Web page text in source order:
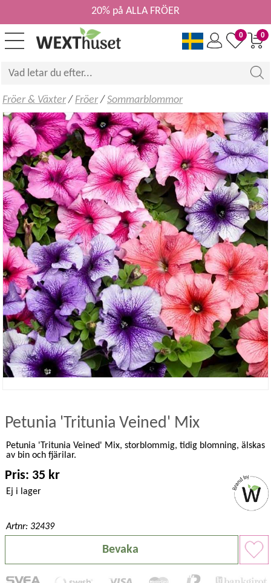
0
0
20% på ALLA FRÖER
Fröer & Växter/ Fröer/ Sommarblommor
Petunia 'Tritunia Veined' Mix
Petunia 'Tritunia Veined' Mix, storblommig, tidig blomning, älskas
av bin och fjärilar.
Pris: 35 kr
Ej i lager
Artnr: 32439
Bevaka